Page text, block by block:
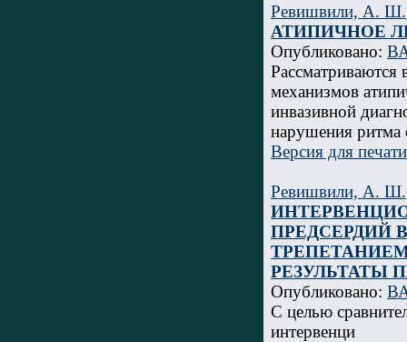
Ревишвили, А. Ш.
АТИПИЧНОЕ
Опубликовано:
Рассматриваются
механизмов
инвазивной
нарушения ритма
Версия для печати
Ревишвили, А. Ш.
ПРЕДСЕРДИЙ
РЕЗУЛЬТАТЫ
Опубликовано:
С целью
интервенци